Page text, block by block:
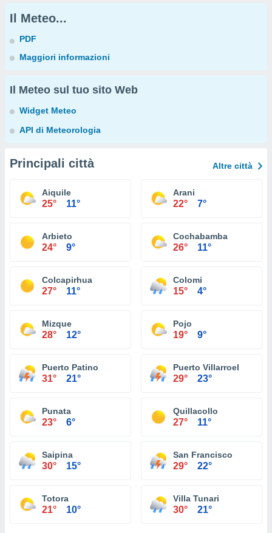
Il Meteo...
PDF
Maggiori informazioni
Il Meteo sul tuo sito Web
Widget Meteo
API di Meteorologia
Principali città Altre città
Aiquile
25° 11°
Arani
22° 7°
Arbieto
24° 9°
Cochabamba
26° 11°
Colcapirhua
27° 11°
Colomi
15° 4°
Mizque
28° 12°
Pojo
19° 9°
Puerto Patino
31° 21°
Puerto Villarroel
29° 23°
Punata
23° 6°
Quillacollo
27° 11°
Saipina
30° 15°
San Francisco
29° 22°
Totora
21° 10°
Villa Tunari
30° 21°